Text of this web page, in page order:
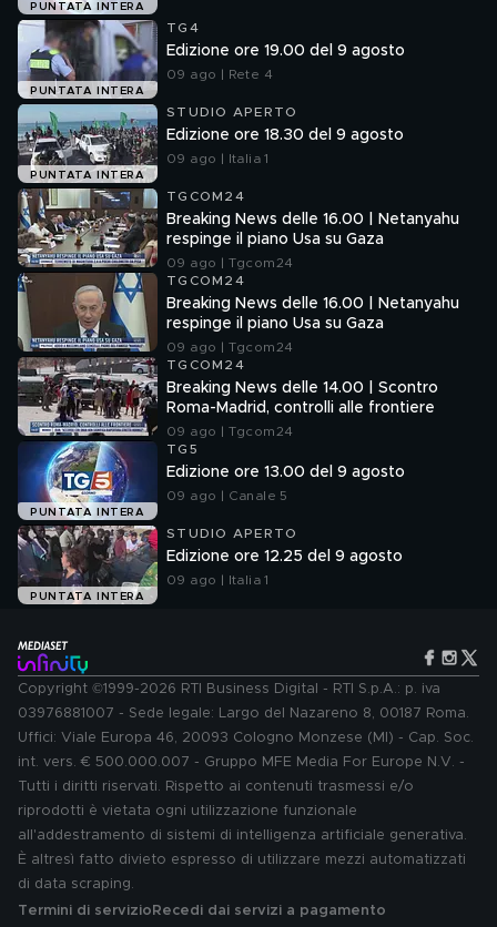
PUNTATA INTERA
PUNTATA INTERA
TG4
Edizione ore 19.00 del 9 agosto
09 ago | Rete 4
PUNTATA INTERA
STUDIO APERTO
Edizione ore 18.30 del 9 agosto
09 ago | Italia 1
TGCOM24
Breaking News delle 16.00 | Netanyahu
respinge il piano Usa su Gaza
09 ago | Tgcom24
TGCOM24
Breaking News delle 16.00 | Netanyahu
respinge il piano Usa su Gaza
09 ago | Tgcom24
TGCOM24
Breaking News delle 14.00 | Scontro
Roma-Madrid, controlli alle frontiere
09 ago | Tgcom24
PUNTATA INTERA
TG5
Edizione ore 13.00 del 9 agosto
09 ago | Canale 5
PUNTATA INTERA
STUDIO APERTO
Edizione ore 12.25 del 9 agosto
09 ago | Italia 1
Copyright ©1999-2026 RTI Business Digital - RTI S.p.A.: p. iva
03976881007 - Sede legale: Largo del Nazareno 8, 00187 Roma.
Uffici: Viale Europa 46, 20093 Cologno Monzese (MI) - Cap. Soc.
int. vers. € 500.000.007 - Gruppo MFE Media For Europe N.V. -
Tutti i diritti riservati. Rispetto ai contenuti trasmessi e/o
riprodotti è vietata ogni utilizzazione funzionale
all'addestramento di sistemi di intelligenza artificiale generativa.
È altresì fatto divieto espresso di utilizzare mezzi automatizzati
di data scraping.
Termini di servizio Recedi dai servizi a pagamento